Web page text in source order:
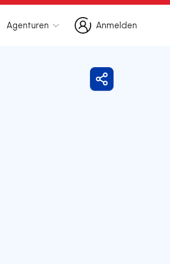
Agenturen
Anmelden
Anmelden
Freigeben